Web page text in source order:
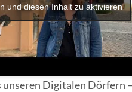
und diesen Inhalt zu aktivieren
unseren Digitalen Dörfern –